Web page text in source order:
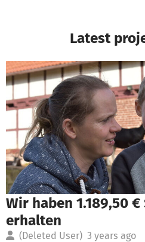
Latest
Wir haben 1.189,50
erhalten
(Deleted User) 3 years ago